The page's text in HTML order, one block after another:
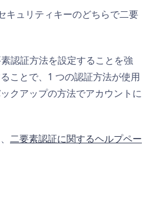
キュリティキーのどちらで二要
認証方法を設定することを強
ことで、1 つの認証方法が使用
クアップの方法でアカウントに
二要素認証に関するヘルプペー